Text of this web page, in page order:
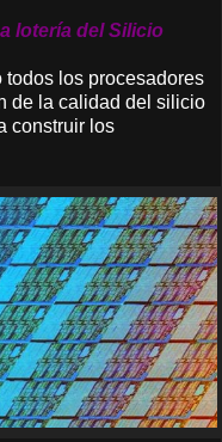
lotería del Silicio
todos los procesadores
de la calidad del silicio
construir los